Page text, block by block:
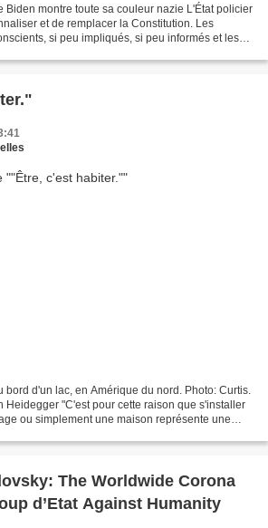
Biden montre toute sa couleur nazie L'État policier
et de remplacer la Constitution. Les
si peu impliqués, si peu informés et les
d'un lac, en Amérique du nord. Photo: Curtis.
Heidegger "C'est pour cette raison que s'installer
ou simplement une maison représente une
The Worldwide Corona
d’Etat Against Humanity